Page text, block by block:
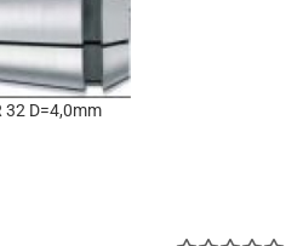
32 D=4,0mm